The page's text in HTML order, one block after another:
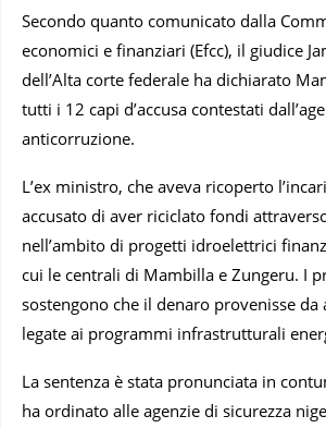
Secondo quanto comunicato dalla
economici e finanziari (Efcc), il giudice
dell’Alta corte federale ha dichiarato
tutti i 12 capi d’accusa contestati
anticorruzione.
L’ex ministro, che aveva ricoperto
accusato di aver riciclato fondi
nell’ambito di progetti idroelettrici
cui le centrali di Mambilla e Zungeru. I
sostengono che il denaro provenisse
legate ai programmi infrastrutturali
La sentenza è stata pronunciata in
ha ordinato alle agenzie di sicurezza